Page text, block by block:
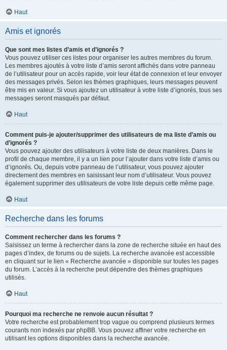
Haut
Amis et ignorés
Que sont mes listes d’amis et d’ignorés ?
Vous pouvez utiliser ces listes pour organiser les autres membres du forum.
Les membres ajoutés à votre liste d’amis seront affichés dans votre panneau
de l’utilisateur pour un accès rapide, voir leur état de connexion et leur envoyer
des messages privés. Selon les thèmes graphiques, leurs messages peuvent
être mis en valeur. Si vous ajoutez un utilisateur à votre liste d’ignorés, tous ses
messages seront masqués par défaut.
Haut
Comment puis-je ajouter/supprimer des utilisateurs de ma liste d’amis ou
d’ignorés ?
Vous pouvez ajouter des utilisateurs à votre liste de deux manières. Dans le
profil de chaque membre, il y a un lien pour l’ajouter dans votre liste d’amis ou
d’ignorés. Ou, depuis votre panneau de l’utilisateur, vous pouvez ajouter
directement des membres en saisissant leur nom d’utilisateur. Vous pouvez
également supprimer des utilisateurs de votre liste depuis cette même page.
Haut
Recherche dans les forums
Comment rechercher dans les forums ?
Saisissez un terme à rechercher dans la zone de recherche située en haut des
pages d’index, de forums ou de sujets. La recherche avancée est accessible
en cliquant sur le lien « Recherche avancée » disponible sur toutes les pages
du forum. L’accès à la recherche peut dépendre des thèmes graphiques
utilisés.
Haut
Pourquoi ma recherche ne renvoie aucun résultat ?
Votre recherche est probablement trop vague ou comprend plusieurs termes
courants non indexés par phpBB. Vous pouvez affiner votre recherche en
utilisant les options disponibles dans la recherche avancée.